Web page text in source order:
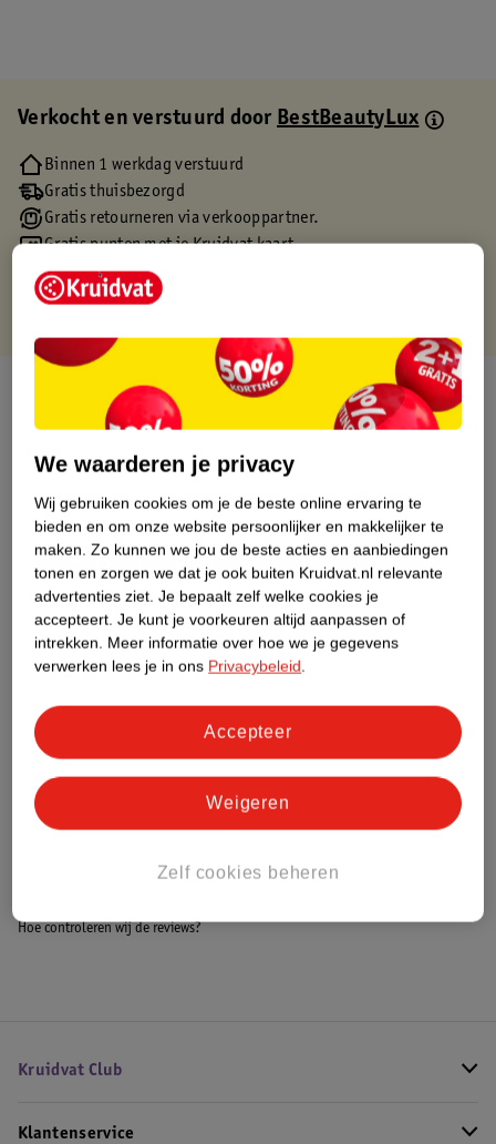
Verkocht en verstuurd doorBestBeautyLux
Binnen 1 werkdag verstuurd
Gratis thuisbezorgd
Gratis retourneren via verkooppartner.
Gratis punten met je Kruidvat kaart
Over dit product
Etiketinformatie
Nature Impact Score
Dit product heeft (nog) geen Nature
Impact Score.
Meer informatie
Bestel & Bezorginformatie
Bekijk ook
Boucheron Alle Damesparfum
Hoe controleren wij de reviews?
Kruidvat Club
Klantenservice
We waarderen je privacy
Wij gebruiken cookies om je de beste online ervaring te
bieden en om onze website persoonlijker en makkelijker te
maken. Zo kunnen we jou de beste acties en aanbiedingen
tonen en zorgen we dat je ook buiten Kruidvat.nl relevante
advertenties ziet. Je bepaalt zelf welke cookies je
accepteert. Je kunt je voorkeuren altijd aanpassen of
intrekken. Meer informatie over hoe we je gegevens
verwerken lees je in ons Privacybeleid.
Zelf cookies beheren
Weigeren
Accepteer